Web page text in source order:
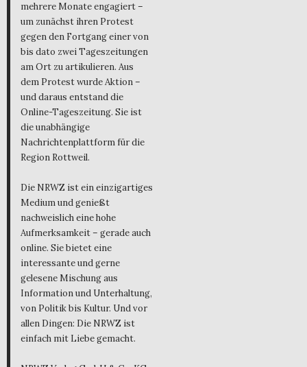
mehrere Monate engagiert –
um zunächst ihren Protest
gegen den Fortgang einer von
bis dato zwei Tageszeitungen
am Ort zu artikulieren. Aus
dem Protest wurde Aktion –
und daraus entstand die
Online-Tageszeitung. Sie ist
die unabhängige
Nachrichtenplattform für die
Region Rottweil.
Die NRWZ ist ein einzigartiges
Medium und genießt
nachweislich eine hohe
Aufmerksamkeit – gerade auch
online. Sie bietet eine
interessante und gerne
gelesene Mischung aus
Information und Unterhaltung,
von Politik bis Kultur. Und vor
allen Dingen: Die NRWZ ist
einfach mit Liebe gemacht.